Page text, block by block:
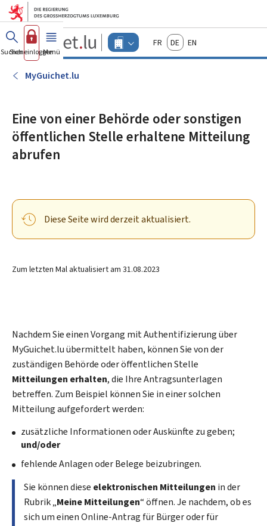
Zum Hauptmenü
Zum Inhalt
Guichet.lu
Changer
d'espace
FrançaisDeutschEnglish
Suchen
Sich einloggen
Menü Haupt-
MyGuichet.lu
Eine von einer Behörde oder sonstigen
öffentlichen Stelle erhaltene Mitteilung
abrufen
Diese Seite wird derzeit aktualisiert.
Zum letzten Mal aktualisiert am 31.08.2023
Nachdem Sie einen Vorgang mit Authentifizierung über
MyGuichet.lu übermittelt haben, können Sie von der
zuständigen Behörde oder öffentlichen Stelle
Mitteilungen erhalten, die Ihre Antragsunterlagen
betreffen. Zum Beispiel können Sie in einer solchen
Mitteilung aufgefordert werden:
zusätzliche Informationen oder Auskünfte zu geben;
und/oder
fehlende Anlagen oder Belege beizubringen.
Sie können diese elektronischen Mitteilungen in der
Rubrik „Meine Mitteilungen“ öffnen. Je nachdem, ob es
sich um einen Online-Antrag für Bürger oder für